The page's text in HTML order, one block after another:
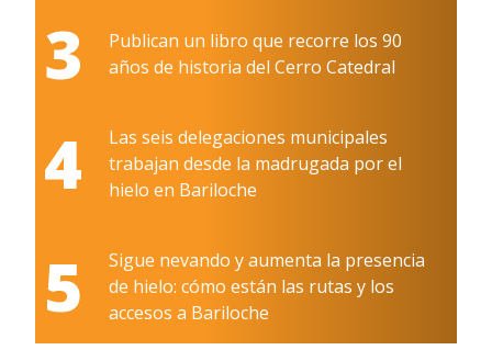
3
Publican un libro que recorre los 90
años de historia del Cerro Catedral
4
Las seis delegaciones municipales
trabajan desde la madrugada por el
hielo en Bariloche
5
Sigue nevando y aumenta la presencia
de hielo: cómo están las rutas y los
accesos a Bariloche